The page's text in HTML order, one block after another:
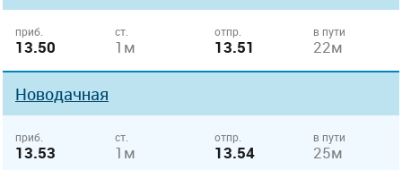
приб.
13.50
ст.
1м
отпр.
13.51
в пути
22м
Новодачная
приб.
13.53
ст.
1м
отпр.
13.54
в пути
25м